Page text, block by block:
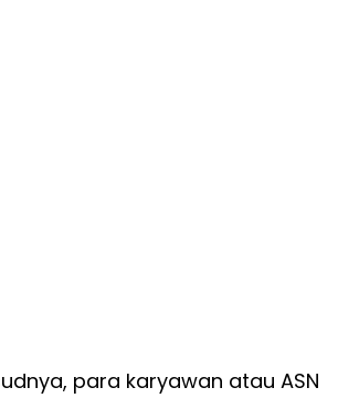
para karyawan atau ASN